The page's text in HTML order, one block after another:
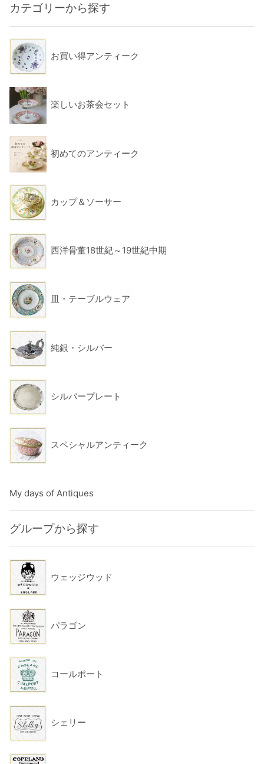
カテゴリーから探す
お買い得アンティーク
楽しいお茶会セット
初めてのアンティーク
カップ＆ソーサー
西洋骨董18世紀～19世紀中期
皿・テーブルウェア
純銀・シルバー
シルバープレート
スペシャルアンティーク
My days of Antiques
グループから探す
ウェッジウッド
パラゴン
コールポート
シェリー